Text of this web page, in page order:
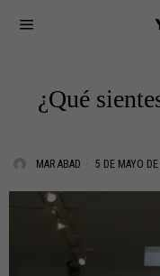
¿Qué
MAR ABAD 5 DE MAYO DE